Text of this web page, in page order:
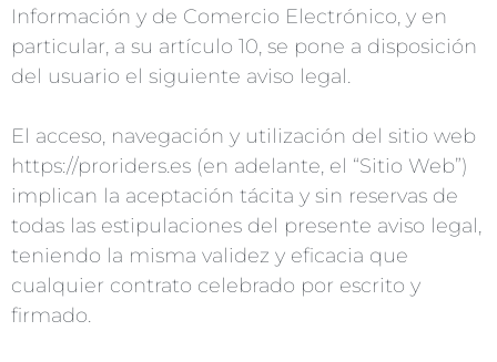
Información y de Comercio Electrónico, y en
particular, a su artículo 10, se pone a disposición
del usuario el siguiente aviso legal.
El acceso, navegación y utilización del sitio web
https://proriders.es (en adelante, el “Sitio Web”)
implican la aceptación tácita y sin reservas de
todas las estipulaciones del presente aviso legal,
teniendo la misma validez y eficacia que
cualquier contrato celebrado por escrito y
firmado.